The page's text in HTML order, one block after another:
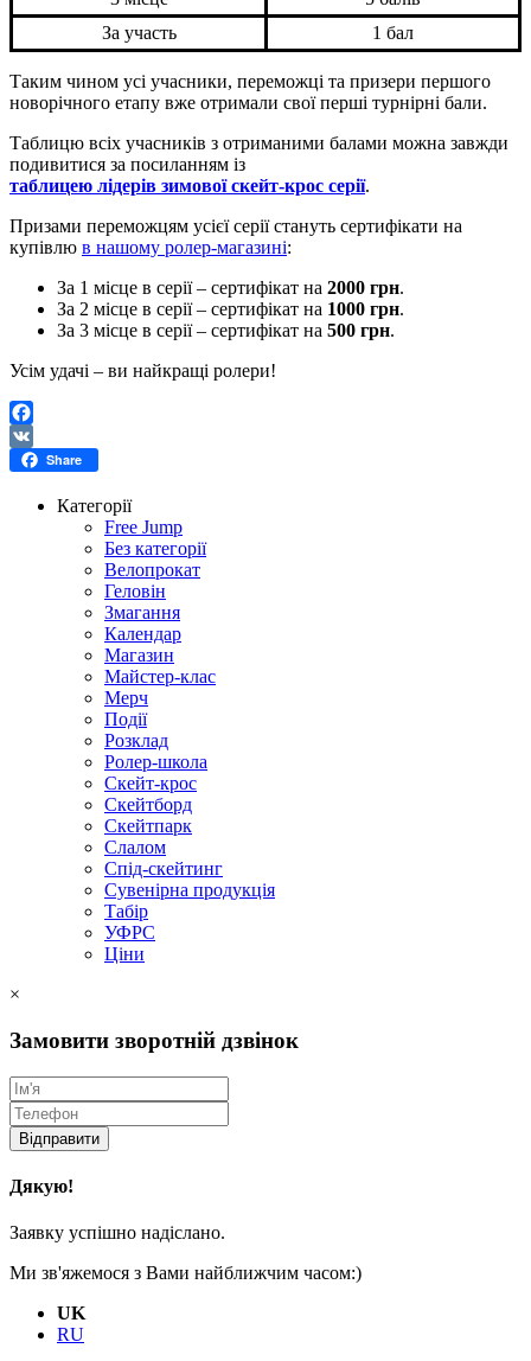
За участь
1 бал
Таким чином усі учасники, переможці та призери першого
новорічного етапу вже отримали свої перші турнірні бали.
Таблицю всіх учасників з отриманими балами можна завжди
подивитися за посиланням із
таблицею лідерів зимової скейт-крос серії.
Призами переможцям усієї серії стануть сертифікати на
купівлю в нашому ролер-магазині:
За 1 місце в серії – сертифікат на 2000 грн.
За 2 місце в серії – сертифікат на 1000 грн.
За 3 місце в серії – сертифікат на 500 грн.
Усім удачі – ви найкращі ролери!
Facebook
VK Share
Категорії
Free Jump
Без категорії
Велопрокат
Геловін
Змагання
Календар
Магазин
Майстер-клас
Мерч
Події
Розклад
Ролер-школа
Скейт-крос
Скейтборд
Скейтпарк
Слалом
Спід-скейтинг
Сувенірна продукція
Табір
УФРС
Ціни
×
Замовити зворотній дзвінок
Відправити
Дякую!
Заявку успішно надіслано.
Ми зв'яжемося з Вами найближчим часом:)
UK
RU